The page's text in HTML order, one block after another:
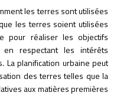
les terres sont utilisées
les terres soient utilisées
pour réaliser les objectifs
en respectant les intérêts
La planification urbaine peut
des terres telles que la
aux matières premières